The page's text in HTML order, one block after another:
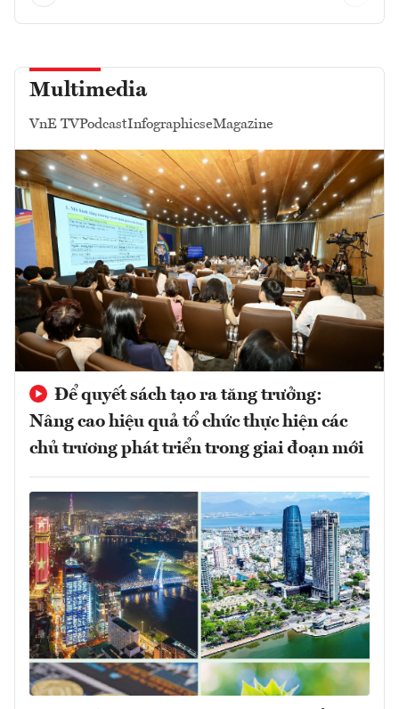
Multimedia
VnE TVPodcastInfographicseMagazine
Để quyết sách tạo ra tăng trưởng:
Nâng cao hiệu quả tổ chức thực hiện các
chủ trương phát triển trong giai đoạn mới